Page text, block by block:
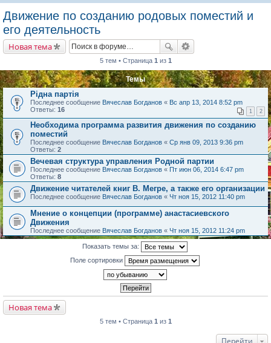
Движение по созданию родовых поместий и
его деятельность
Новая тема
5 тем • Страница 1 из 1
Темы
Рідна партія
Последнее сообщение Вячеслав Богданов « Вс апр 13, 2014 8:52 pm
Ответы: 16 1 2
Необходима программа развития движения по созданию
поместий
Последнее сообщение Вячеслав Богданов « Ср янв 09, 2013 9:36 pm
Ответы: 2
Вечевая структура управления Родной партии
Последнее сообщение Вячеслав Богданов « Пт июн 06, 2014 6:47 pm
Ответы: 8
Движение читателей книг В. Мегре, а также его организации
Последнее сообщение Вячеслав Богданов « Чт ноя 15, 2012 11:40 pm
Мнение о концепции (программе) анастасиевского
Движения
Последнее сообщение Вячеслав Богданов « Чт ноя 15, 2012 11:24 pm
Показать темы за:
Поле сортировки
Новая тема
5 тем • Страница 1 из 1
Перейти